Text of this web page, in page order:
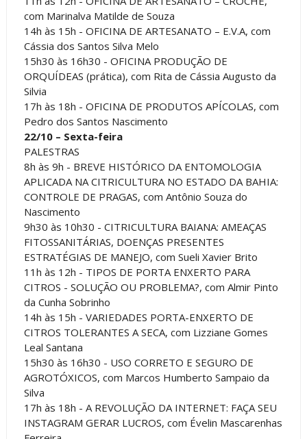
com Marinalva Matilde de Souza
14h às 15h - OFICINA DE ARTESANATO – E.V.A, com
Cássia dos Santos Silva Melo
15h30 às 16h30 - OFICINA PRODUÇÃO DE
ORQUÍDEAS (prática), com Rita de Cássia Augusto da
Silvia
17h às 18h - OFICINA DE PRODUTOS APÍCOLAS, com
Pedro dos Santos Nascimento
22/10 – Sexta-feira
PALESTRAS
8h às 9h - BREVE HISTÓRICO DA ENTOMOLOGIA
APLICADA NA CITRICULTURA NO ESTADO DA BAHIA:
CONTROLE DE PRAGAS, com Antônio Souza do
Nascimento
9h30 às 10h30 - CITRICULTURA BAIANA: AMEAÇAS
FITOSSANITÁRIAS, DOENÇAS PRESENTES
ESTRATÉGIAS DE MANEJO, com Sueli Xavier Brito
11h às 12h - TIPOS DE PORTA ENXERTO PARA
CITROS - SOLUÇÃO OU PROBLEMA?, com Almir Pinto
da Cunha Sobrinho
14h às 15h - VARIEDADES PORTA-ENXERTO DE
CITROS TOLERANTES A SECA, com Lizziane Gomes
Leal Santana
15h30 às 16h30 - USO CORRETO E SEGURO DE
AGROTÓXICOS, com Marcos Humberto Sampaio da
Silva
17h às 18h - A REVOLUÇÃO DA INTERNET: FAÇA SEU
INSTAGRAM GERAR LUCROS, com Évelin Mascarenhas